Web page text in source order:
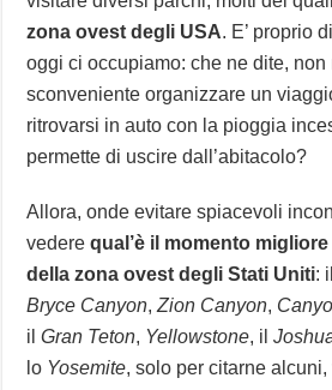
zona ovest degli USA. E’ proprio
oggi ci occupiamo: che ne dite, non
sconveniente organizzare un
ritrovarsi in auto con la pioggia
permette di uscire dall’abitacolo?
Allora, onde evitare spiacevoli
vederequal’è il momento
della zona ovest degli Stati Uniti:
Bryce Canyon,Zion Canyon,
ilGran Teton, Yellowstone, il
lo Yosemite, solo per citarne